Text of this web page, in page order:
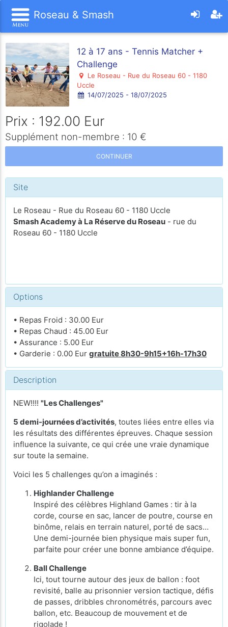
Roseau & Smash
12 à 17 ans - Tennis Matcher +
Challenge
Le Roseau - Rue du Roseau 60 - 1180
Uccle
14/07/2025 - 18/07/2025
Prix : 192.00 Eur
Supplément non-membre : 10 €
CONTINUER
Site
Le Roseau - Rue du Roseau 60 - 1180 Uccle
Smash Academy à La Réserve du Roseau - rue du
Roseau 60 - 1180 Uccle
Options
• Repas Froid : 30.00 Eur
• Repas Chaud : 45.00 Eur
• Assurance : 5.00 Eur
• Garderie : 0.00 Eur gratuite 8h30-9h15+16h-17h30
Description
NEW!!!! "Les Challenges"
5 demi-journées d’activités, toutes liées entre elles via
les résultats des différentes épreuves. Chaque session
influence la suivante, ce qui crée une vraie dynamique
sur toute la semaine.
Voici les 5 challenges qu’on a imaginés :
Highlander Challenge
Inspiré des célèbres Highland Games : tir à la
corde, course en sac, lancer de poutre, course en
binôme, relais en terrain naturel, porté de sacs…
Une demi-journée bien physique mais super fun,
parfaite pour créer une bonne ambiance d’équipe.
Ball Challenge
Ici, tout tourne autour des jeux de ballon : foot
revisité, balle au prisonnier version tactique, défis
de passes, dribbles chronométrés, parcours avec
ballon, etc. Beaucoup de mouvement et de
rigolade !